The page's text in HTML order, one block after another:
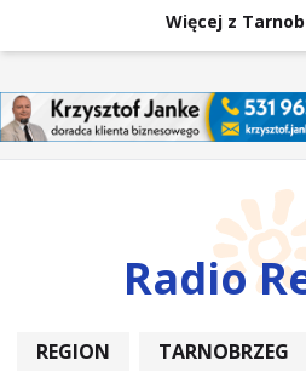
Więcej z
Radio
REGION TARNOBRZEG